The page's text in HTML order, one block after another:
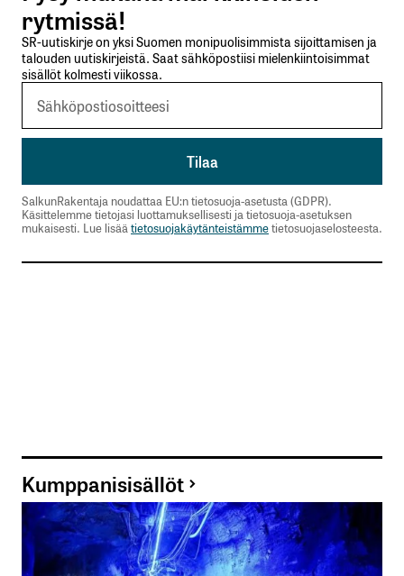
rytmissä!
SR-uutiskirje on yksi Suomen monipuolisimmista sijoittamisen ja
talouden uutiskirjeistä. Saat sähköpostiisi mielenkiintoisimmat
sisällöt kolmesti viikossa.
SalkunRakentaja noudattaa EU:n tietosuoja-asetusta (GDPR).
Käsittelemme tietojasi luottamuksellisesti ja tietosuoja-asetuksen
mukaisesti. Lue lisää tietosuojakäytänteistämmetietosuojaselosteesta.
Kumppanisisällöt